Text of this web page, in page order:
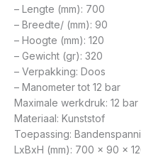
– Lengte (mm): 700
– Breedte/ (mm): 90
– Hoogte (mm): 120
– Gewicht (gr): 320
– Verpakking: Doos
– Manometer tot 12 bar
Maximale werkdruk: 12 bar
Materiaal: Kunststof
Toepassing:
LxBxH (mm): 700 x 90 x